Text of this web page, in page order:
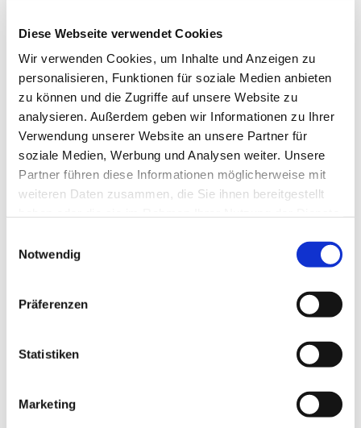
Diese Webseite verwendet Cookies
Wir verwenden Cookies, um Inhalte und Anzeigen zu
personalisieren, Funktionen für soziale Medien anbieten
zu können und die Zugriffe auf unsere Website zu
analysieren. Außerdem geben wir Informationen zu Ihrer
Verwendung unserer Website an unsere Partner für
soziale Medien, Werbung und Analysen weiter. Unsere
Partner führen diese Informationen möglicherweise mit
weiteren Daten zusammen, die Sie ihnen bereitgestellt
Notwendig
Präferenzen
Statistiken
Marketing